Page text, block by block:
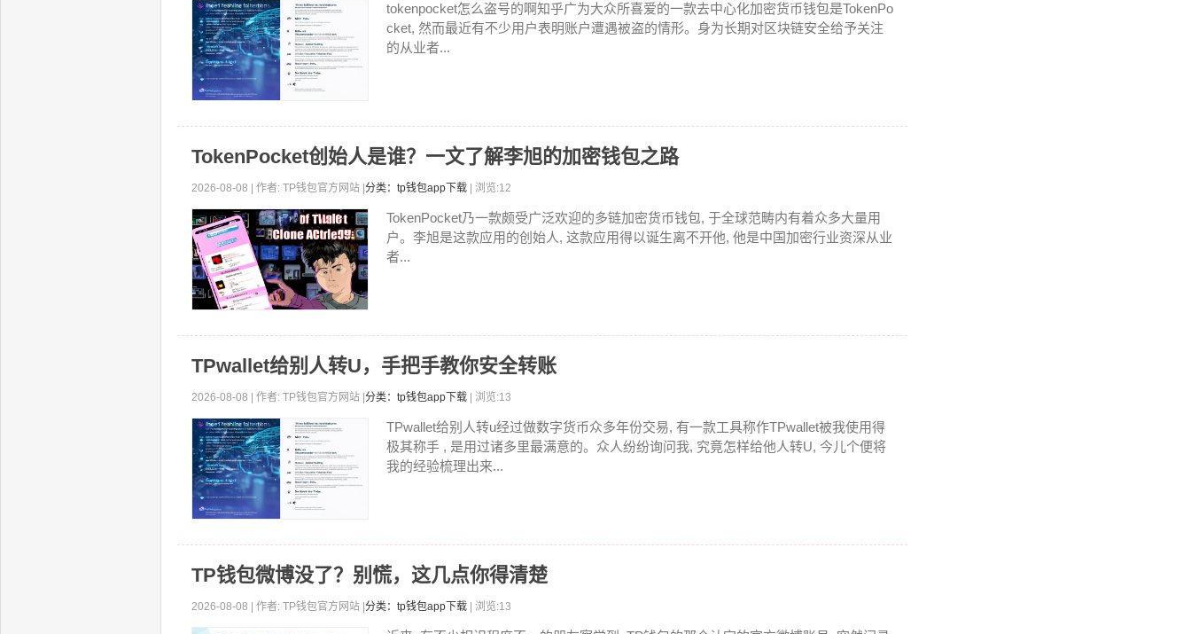
tokenpocket怎么盗号的啊知乎广为大众所喜爱的一款去中心化加密货币钱包是TokenPo
cket, 然而最近有不少用户表明账户遭遇被盗的情形。身为长期对区块链安全给予关注
的从业者...
TokenPocket创始人是谁？一文了解李旭的加密钱包之路
2026-08-08 | 作者: TP钱包官方网站 | 分类：tp钱包app下载 | 浏览:12
TokenPocket乃一款颇受广泛欢迎的多链加密货币钱包, 于全球范畴内有着众多大量用
户。李旭是这款应用的创始人, 这款应用得以诞生离不开他, 他是中国加密行业资深从业
者...
TPwallet给别人转U，手把手教你安全转账
2026-08-08 | 作者: TP钱包官方网站 | 分类：tp钱包app下载 | 浏览:13
TPwallet给别人转u经过做数字货币众多年份交易, 有一款工具称作TPwallet被我使用得
极其称手 , 是用过诸多里最满意的。众人纷纷询问我, 究竟怎样给他人转U, 今儿个便将
我的经验梳理出来...
TP钱包微博没了？别慌，这几点你得清楚
2026-08-08 | 作者: TP钱包官方网站 | 分类：tp钱包app下载 | 浏览:13